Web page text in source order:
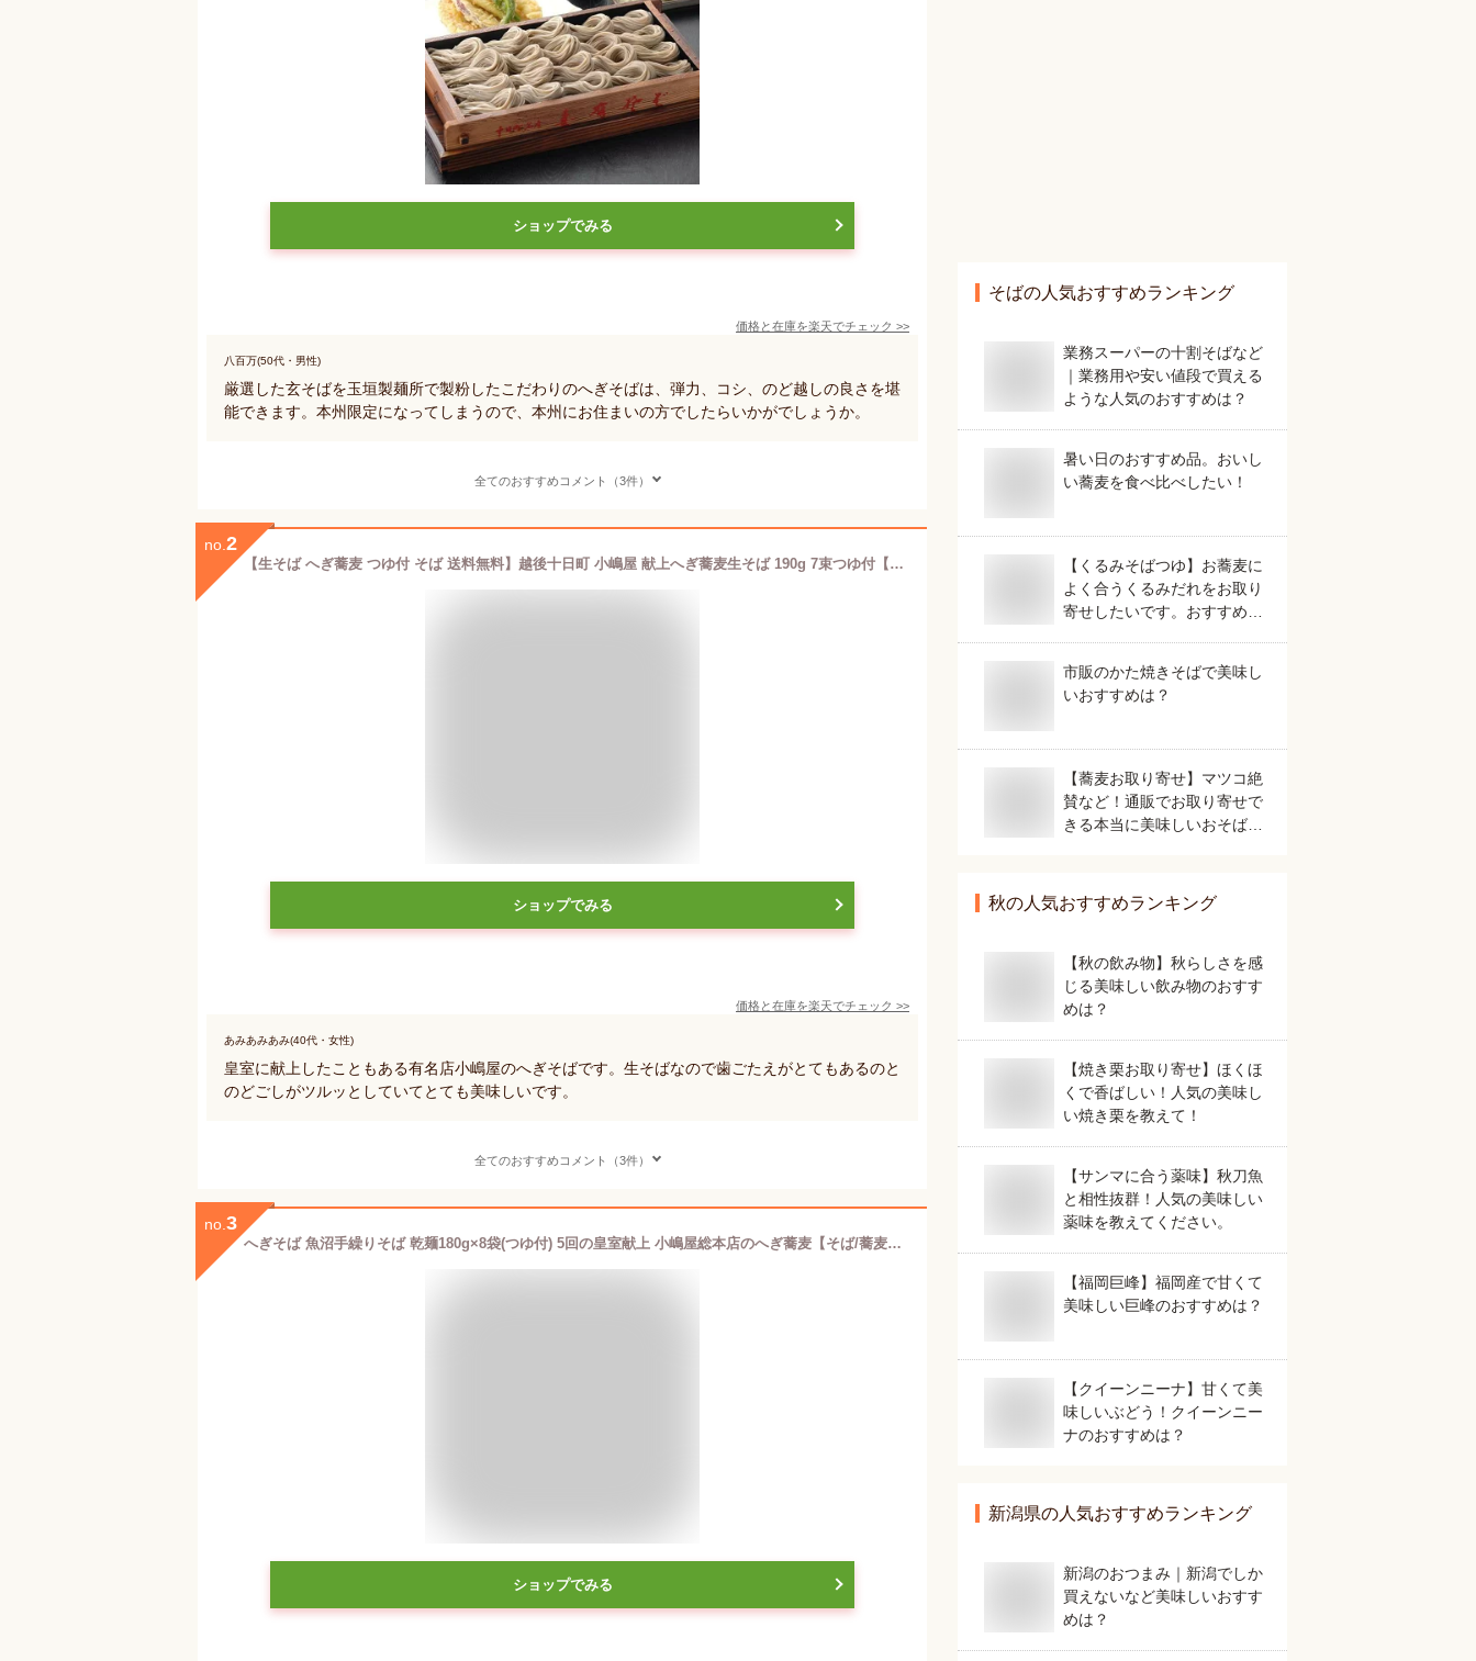
ショップでみる
価格と在庫を楽天でチェック >>
八百万(50代・男性)
厳選した玄そばを玉垣製麺所で製粉したこだわりのへぎそばは、弾力、コシ、のど越しの良さを堪
能できます。本州限定になってしまうので、本州にお住まいの方でしたらいかがでしょうか。
全てのおすすめコメント（3件）
no. 2
【生そば へぎ蕎麦 つゆ付 そば 送料無料】越後十日町 小嶋屋 献上へぎ蕎麦生そば 190g 7束つゆ付【へぎそば 贈答品 グルメ プレゼント】
ショップでみる
価格と在庫を楽天でチェック >>
あみあみあみ(40代・女性)
皇室に献上したこともある有名店小嶋屋のへぎそばです。生そばなので歯ごたえがとてもあるのと
のどごしがツルッとしていてとても美味しいです。
全てのおすすめコメント（3件）
no. 3
へぎそば 魚沼手繰りそば 乾麺180g×8袋(つゆ付) 5回の皇室献上 小嶋屋総本店のへぎ蕎麦【そば/蕎麦】【皇室献上そば/新潟名物/新潟そば/ソバ/そばセット】【ギフトに！贈り物・内祝いに！のし（熨斗）無料】【送料無料】
ショップでみる
そばの人気おすすめランキング
業務スーパーの十割そばなど
｜業務用や安い値段で買える
ような人気のおすすめは？
暑い日のおすすめ品。おいし
い蕎麦を食べ比べしたい！
【くるみそばつゆ】お蕎麦に
よく合うくるみだれをお取り
寄せしたいです。おすすめ
市販のかた焼きそばで美味し
いおすすめは？
【蕎麦お取り寄せ】マツコ絶
賛など！通販でお取り寄せで
きる本当に美味しいおそばの
秋の人気おすすめランキング
【秋の飲み物】秋らしさを感
じる美味しい飲み物のおすす
めは？
【焼き栗お取り寄せ】ほくほ
くで香ばしい！人気の美味し
い焼き栗を教えて！
【サンマに合う薬味】秋刀魚
と相性抜群！人気の美味しい
薬味を教えてください。
【福岡巨峰】福岡産で甘くて
美味しい巨峰のおすすめは？
【クイーンニーナ】甘くて美
味しいぶどう！クイーンニー
ナのおすすめは？
新潟県の人気おすすめランキング
新潟のおつまみ｜新潟でしか
買えないなど美味しいおすす
めは？